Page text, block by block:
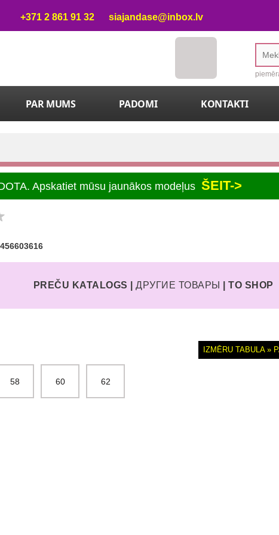
+371 2 861 91 32 siajandase@inbox.lv
PAR MUMS PADOMI KONTAKTI
Apskatiet mūsu jaunākos modeļus ŠEIT->
456603616
PREČU KATALOGS |ДРУГИЕ ТОВАРЫ | TO SHOP
IZMĒRU TABULA
58 60 62